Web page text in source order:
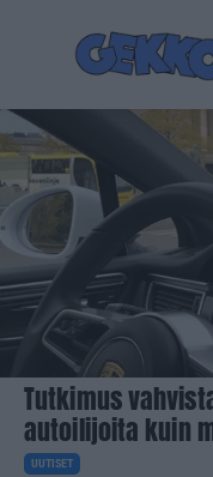
Tutkimus
autoilijoita kuin
UUTISET